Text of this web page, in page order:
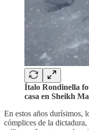
Ítalo Rondinella
casa en Sheikh
En estos años durísimos,
cómplices de la dictadura,